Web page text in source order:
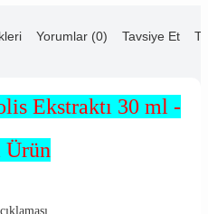
Yorumlar (0) Tavsiye Et
Ekstraktı 30 ml -
Ürün